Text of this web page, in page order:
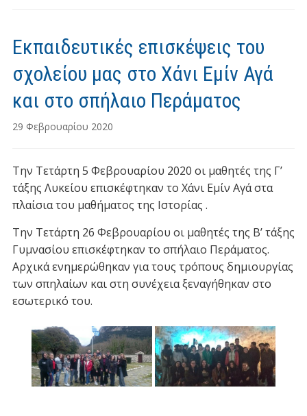
Εκπαιδευτικές επισκέψεις του
σχολείου μας στο Χάνι Εμίν Αγά
και στο σπήλαιο Περάματος
29 Φεβρουαρίου 2020
Την Τετάρτη 5 Φεβρουαρίου 2020 οι μαθητές της Γ’
τάξης Λυκείου επισκέφτηκαν το Χάνι Εμίν Αγά στα
πλαίσια του μαθήματος της Ιστορίας .
Την Τετάρτη 26 Φεβρουαρίου οι μαθητές της Β’ τάξης
Γυμνασίου επισκέφτηκαν το σπήλαιο Περάματος.
Αρχικά ενημερώθηκαν για τους τρόπους δημιουργίας
των σπηλαίων και στη συνέχεια ξεναγήθηκαν στο
εσωτερικό του.